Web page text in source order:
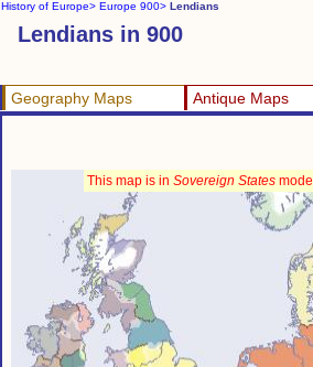
History of Europe> Europe 900> Lendians
Lendians in 900
Geography Maps Antique Maps
This map is in Sovereign States